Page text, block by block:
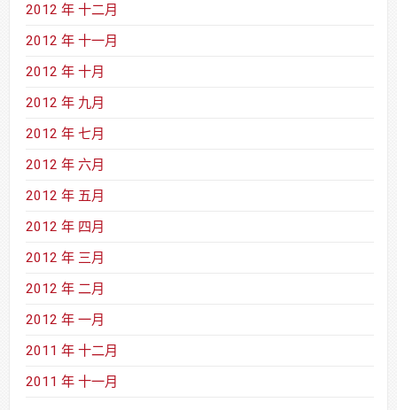
2012 年 十二月
2012 年 十一月
2012 年 十月
2012 年 九月
2012 年 七月
2012 年 六月
2012 年 五月
2012 年 四月
2012 年 三月
2012 年 二月
2012 年 一月
2011 年 十二月
2011 年 十一月